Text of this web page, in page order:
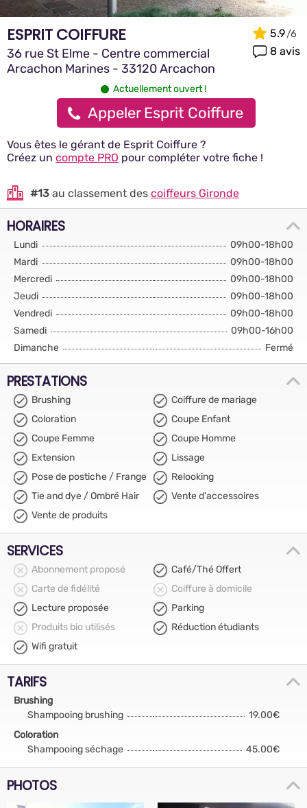
ESPRIT COIFFURE
36 rue St Elme - Centre commercial
Arcachon Marines - 33120 Arcachon
5.9
8 avis
Actuellement ouvert !
Appeler Esprit Coiffure
Vous êtes le gérant de Esprit Coiffure ?
Créez un compte PRO pour compléter votre fiche !
#13 au classement des coiffeurs Gironde
HORAIRES
Lundi
09h00-18h00
Mardi
09h00-18h00
Mercredi
09h00-18h00
Jeudi
09h00-18h00
Vendredi
09h00-18h00
Samedi
09h00-16h00
Dimanche
Fermé
PRESTATIONS
Brushing
Coiffure de mariage
Coloration
Coupe Enfant
Coupe Femme
Coupe Homme
Extension
Lissage
Pose de postiche / Frange
Relooking
Tie and dye / Ombré Hair
Vente d'accessoires
Vente de produits
SERVICES
Abonnement proposé
Café/Thé Offert
Carte de fidélité
Coiffure à domicile
Lecture proposée
Parking
Produits bio utilisés
Réduction étudiants
Wifi gratuit
TARIFS
Brushing
Shampooing brushing
19.00€
Coloration
Shampooing séchage
45.00€
PHOTOS